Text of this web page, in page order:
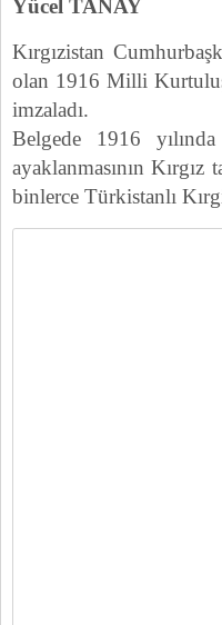
Yücel TANAY
Kırgızistan
olan 1916 Milli
imzaladı.
Belgede 1916
ayaklanmasının
binlerce Türkistanlı